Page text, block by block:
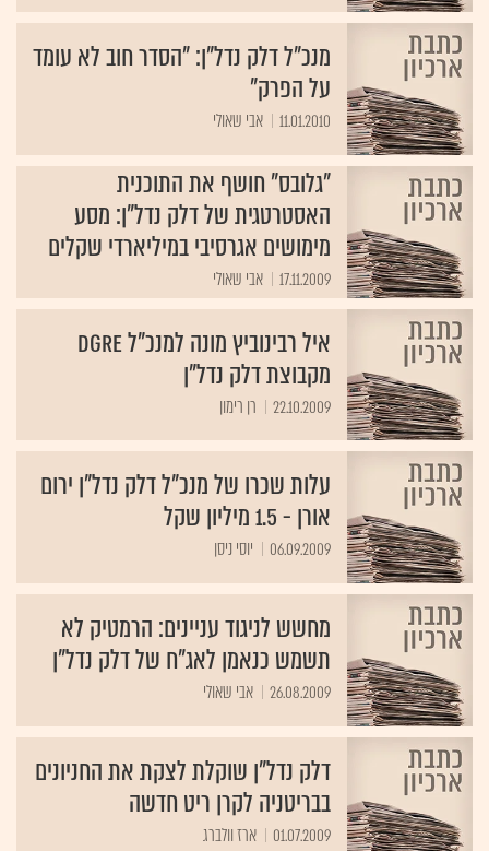
מנכ"ל דלק נדל"ן: "הסדר חוב לא עומד
על הפרק"
11.01.2010 אבי שאולי
"גלובס" חושף את התוכנית
האסטרטגית של דלק נדל"ן: מסע
מימושים אגרסיבי במיליארדי שקלים
17.11.2009 אבי שאולי
איל רבינוביץ מונה למנכ"ל DGRE
מקבוצת דלק נדל"ן
22.10.2009 רן רימון
עלות שכרו של מנכ"ל דלק נדל"ן ירום
אורן - 1.5 מיליון שקל
06.09.2009 יוסי ניסן
מחשש לניגוד עניינים: הרמטיק לא
תשמש כנאמן לאג"ח של דלק נדל"ן
26.08.2009
דלק נדל"ן שוקלת לצקת את החניונים
בבריטניה לקרן ריט חדשה
01.07.2009 ארז וולברג